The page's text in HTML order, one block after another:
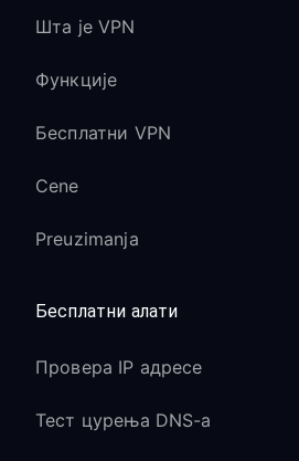
Шта је VPN
Функције
Бесплатни VPN
Cene
Preuzimanja
Бесплатни алати
Провера IP адресе
Тест цурења DNS-а